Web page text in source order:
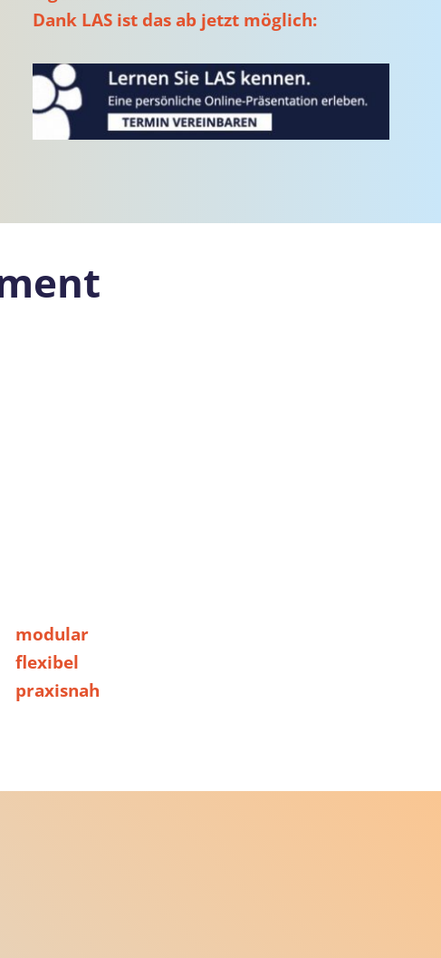
Dank LAS ist das ab jetzt möglich:
modular
flexibel
praxisnah